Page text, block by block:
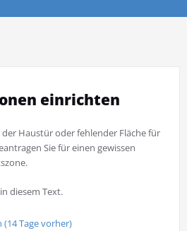
einrichten
Haustür oder fehlender Fläche für
Sie für einen gewissen
diesem Text.
Tage vorher)